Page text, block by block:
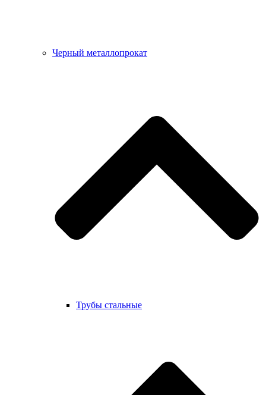
Черный металлопрокат
Трубы стальные